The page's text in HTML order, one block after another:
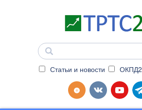
Статьи и новости ОКПД2